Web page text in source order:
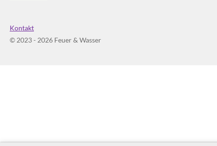
Kontakt
© 2023 - 2026 Feuer & Wasser